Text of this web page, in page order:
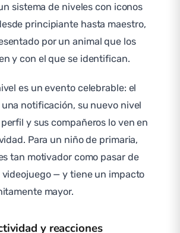
sistema de niveles con iconos
principiante hasta maestro,
por un animal que los
y con el que se identifican.
es un evento celebrable: el
notificación, su nuevo nivel
y sus compañeros lo ven en
Para un niño de primaria,
tan motivador como pasar de
— y tiene un impacto
mayor.
y reacciones